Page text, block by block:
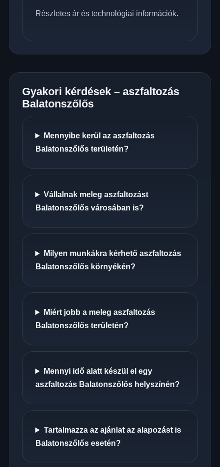
Részletes ár és technológiai információk.
Gyakori kérdések – aszfaltozás
Balatonszőlős
Mennyibe kerül az aszfaltozás
Balatonszőlős területén?
Vállalnak meleg aszfaltozást
Balatonszőlős városában is?
Milyen munkákra kérhető aszfaltozás
Balatonszőlős környékén?
Miért jobb a meleg aszfaltozás
Balatonszőlős területén?
Mennyi idő alatt készül el egy
aszfaltozás Balatonszőlős helyszínén?
Tartalmazza az ajánlat az alapozást is
Balatonszőlős esetén?